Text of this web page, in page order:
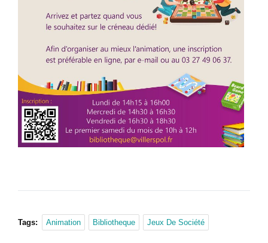
Tags: Animation Bibliotheque Jeux De Société